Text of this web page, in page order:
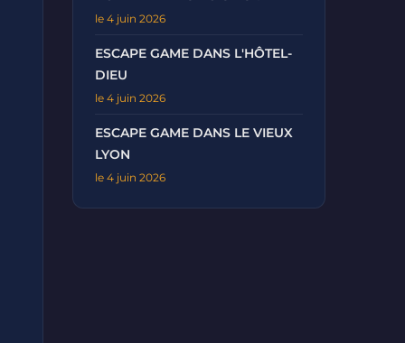
le 4 juin 2026
ESCAPE GAME DANS L'HÔTEL-
DIEU
le 4 juin 2026
ESCAPE GAME DANS LE VIEUX
LYON
le 4 juin 2026